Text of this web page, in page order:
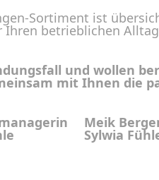
Sortiment ist
betrieblichen
und wollen
mit Ihnen die
Meik
Sylwia